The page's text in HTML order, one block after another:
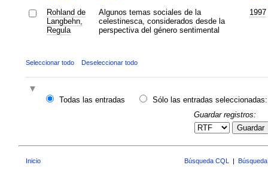
Rohland de
Langbehn,
Regula
Algunos temas sociales de la
celestinesca, considerados desde la
perspectiva del género sentimental
1997
Seleccionar todo Deseleccionar todo
Todas las entradas
Sólo las entradas seleccionadas:
Guardar registros:
Guardar
Inicio Búsqueda CQL